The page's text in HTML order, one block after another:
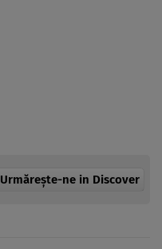
Urmărește-ne in Discover